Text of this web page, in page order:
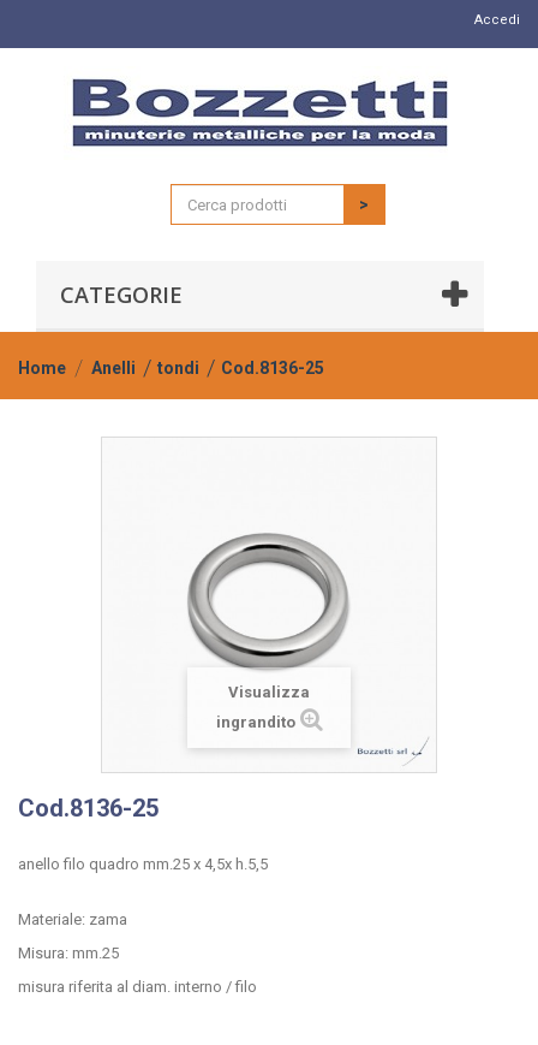
Accedi
>
CATEGORIE
Home Anelli tondi Cod.8136-25
Visualizza
ingrandito
Cod.8136-25
anello filo quadro mm.25 x 4,5x h.5,5
Materiale: zama
Misura: mm.25
misura riferita al diam. interno / filo